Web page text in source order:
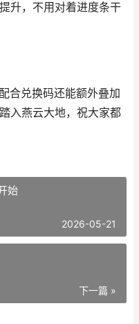
升，不用对着进度条干
合兑换码还能额外叠加
入燕云大地，祝大家都
始
2026-05-21
下一篇 »